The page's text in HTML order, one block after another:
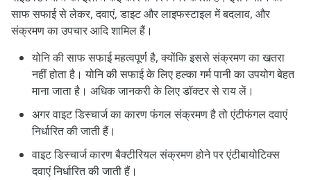
साफ सफाई से लेकर, दवाएं, डाइट और लाइफस्टाइल में बदलाव, और
संक्रमण का उपचार आदि शामिल हैं।
योनि की साफ सफाई महत्वपूर्ण है, क्योंकि इससे संक्रमण का खतरा
नहीं होता है। योनि की सफाई के लिए हल्का गर्म पानी का उपयोग बेहत
माना जाता है। अधिक जानकरी के लिए डॉक्टर से राय लें।
अगर वाइट डिस्चार्ज का कारण फंगल संक्रमण है तो एंटीफंगल दवाएं
निर्धारित की जाती हैं।
वाइट डिस्चार्ज कारण बैक्टीरियल संक्रमण होने पर एंटीबायोटिक्स
दवाएं निर्धारित की जाती हैं।